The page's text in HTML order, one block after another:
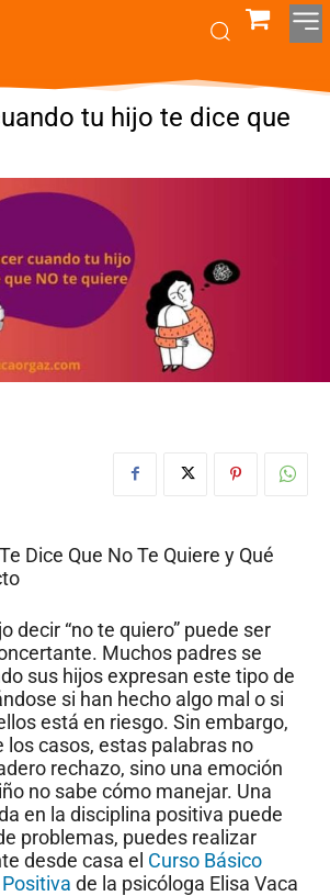
tu hijo te dice que
Dice Que No Te Quiere y Qué
decir “no te quiero” puede ser
Muchos padres se
sus hijos expresan este tipo de
si han hecho algo mal o si
está en riesgo. Sin embargo,
los casos, estas palabras no
rechazo, sino una emoción
no sabe cómo manejar. Una
en la disciplina positiva puede
problemas, puedes realizar
desde casa el Curso Básico
de la psicóloga Elisa Vaca